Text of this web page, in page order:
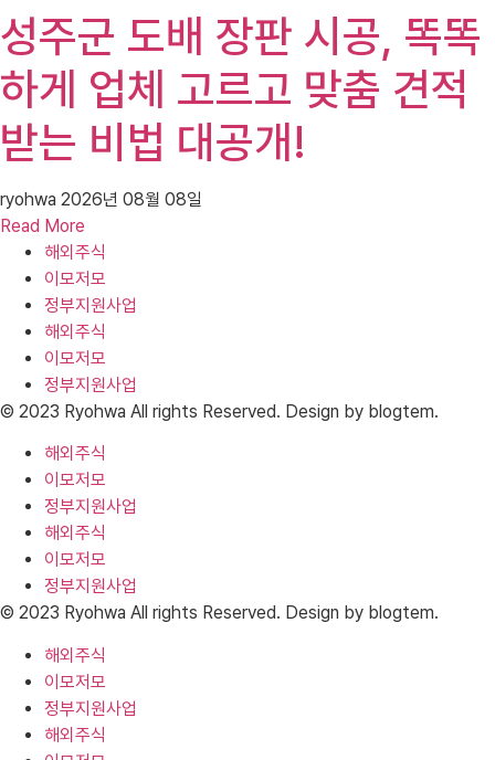
성주군 도배 장판 시공, 똑똑
하게 업체 고르고 맞춤 견적
받는 비법 대공개!
ryohwa 2026년 08월 08일
Read More
해외주식
이모저모
정부지원사업
해외주식
이모저모
정부지원사업
© 2023 Ryohwa All rights Reserved. Design by blogtem.
해외주식
이모저모
정부지원사업
해외주식
이모저모
정부지원사업
© 2023 Ryohwa All rights Reserved. Design by blogtem.
해외주식
이모저모
정부지원사업
해외주식